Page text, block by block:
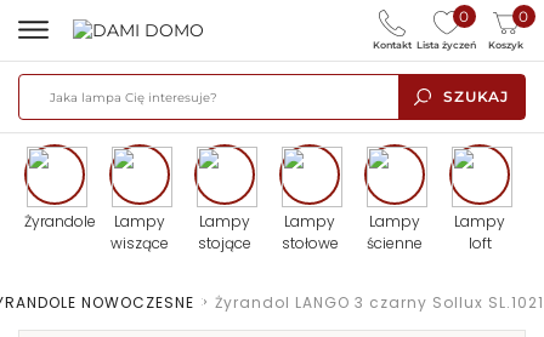
SZUKAJ
0
Lista życzeń
0
Koszyk
Kontakt
Żyrandole
Lampy
wiszące
Lampy
stojące
Lampy
stołowe
Lampy
ścienne
Lampy
loft
NOWOCZESNE > Żyrandol LANGO 3 czarny Sollux SL.1021